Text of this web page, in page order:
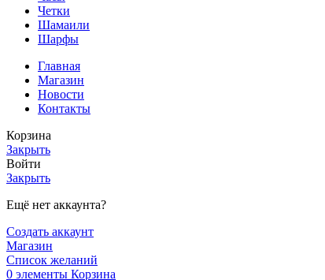
Четки
Шамаили
Шарфы
Главная
Магазин
Новости
Контакты
Корзина
Закрыть
Войти
Закрыть
Ещё нет аккаунта?
Создать аккаунт
Магазин
Список желаний
0 элементы Корзина